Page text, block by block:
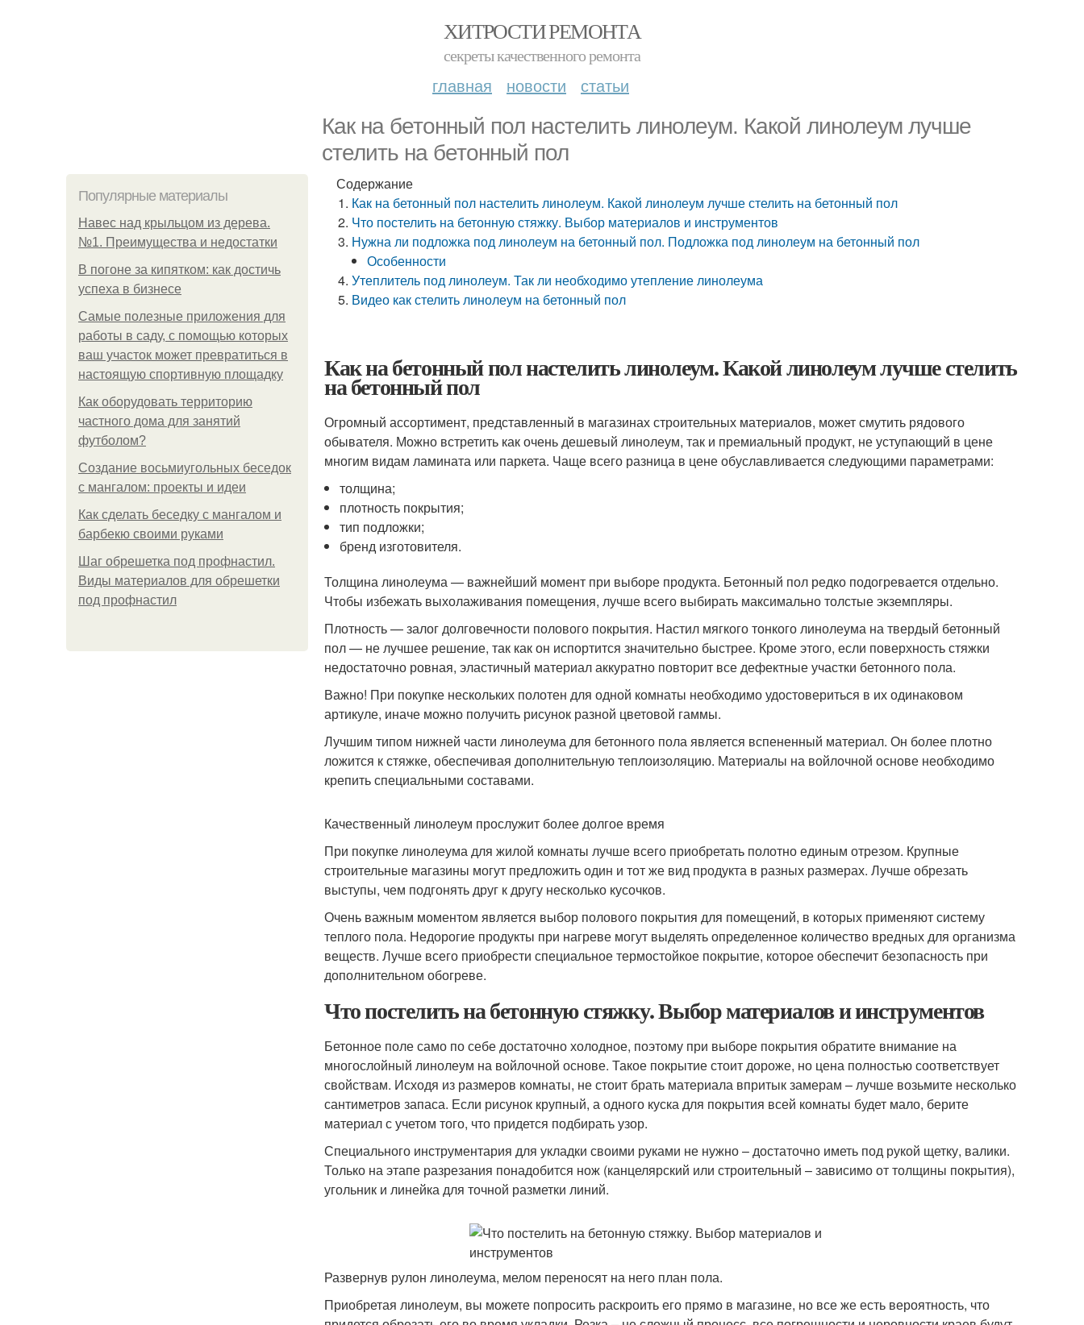
ХИТРОСТИ РЕМОНТА
секреты качественного ремонта
главная новости статьи
Как на бетонный пол настелить линолеум. Какой линолеум лучше
стелить на бетонный пол
Популярные материалы
Навес над крыльцом из дерева.
№1. Преимущества и недостатки
В погоне за кипятком: как достичь
успеха в бизнесе
Самые полезные приложения для
работы в саду, с помощью которых
ваш участок может превратиться в
настоящую спортивную площадку
Как оборудовать территорию
частного дома для занятий
футболом?
Создание восьмиугольных беседок
с мангалом: проекты и идеи
Как сделать беседку с мангалом и
барбекю своими руками
Шаг обрешетка под профнастил.
Виды материалов для обрешетки
под профнастил
Содержание
Как на бетонный пол настелить линолеум. Какой линолеум лучше стелить на бетонный пол
Что постелить на бетонную стяжку. Выбор материалов и инструментов
Нужна ли подложка под линолеум на бетонный пол. Подложка под линолеум на бетонный пол
Особенности
Утеплитель под линолеум. Так ли необходимо утепление линолеума
Видео как стелить линолеум на бетонный пол
Как на бетонный пол настелить линолеум. Какой линолеум лучше стелить
на бетонный пол
Огромный ассортимент, представленный в магазинах строительных материалов, может смутить рядового
обывателя. Можно встретить как очень дешевый линолеум, так и премиальный продукт, не уступающий в цене
многим видам ламината или паркета. Чаще всего разница в цене обуславливается следующими параметрами:
толщина;
плотность покрытия;
тип подложки;
бренд изготовителя.
Толщина линолеума — важнейший момент при выборе продукта. Бетонный пол редко подогревается отдельно.
Чтобы избежать выхолаживания помещения, лучше всего выбирать максимально толстые экземпляры.
Плотность — залог долговечности полового покрытия. Настил мягкого тонкого линолеума на твердый бетонный
пол — не лучшее решение, так как он испортится значительно быстрее. Кроме этого, если поверхность стяжки
недостаточно ровная, эластичный материал аккуратно повторит все дефектные участки бетонного пола.
Важно! При покупке нескольких полотен для одной комнаты необходимо удостовериться в их одинаковом
артикуле, иначе можно получить рисунок разной цветовой гаммы.
Лучшим типом нижней части линолеума для бетонного пола является вспененный материал. Он более плотно
ложится к стяжке, обеспечивая дополнительную теплоизоляцию. Материалы на войлочной основе необходимо
крепить специальными составами.
Качественный линолеум прослужит более долгое время
При покупке линолеума для жилой комнаты лучше всего приобретать полотно единым отрезом. Крупные
строительные магазины могут предложить один и тот же вид продукта в разных размерах. Лучше обрезать
выступы, чем подгонять друг к другу несколько кусочков.
Очень важным моментом является выбор полового покрытия для помещений, в которых применяют систему
теплого пола. Недорогие продукты при нагреве могут выделять определенное количество вредных для организма
веществ. Лучше всего приобрести специальное термостойкое покрытие, которое обеспечит безопасность при
дополнительном обогреве.
Что постелить на бетонную стяжку. Выбор материалов и инструментов
Бетонное поле само по себе достаточно холодное, поэтому при выборе покрытия обратите внимание на
многослойный линолеум на войлочной основе. Такое покрытие стоит дороже, но цена полностью соответствует
свойствам. Исходя из размеров комнаты, не стоит брать материала впритык замерам – лучше возьмите несколько
сантиметров запаса. Если рисунок крупный, а одного куска для покрытия всей комнаты будет мало, берите
материал с учетом того, что придется подбирать узор.
Специального инструментария для укладки своими руками не нужно – достаточно иметь под рукой щетку, валики.
Только на этапе разрезания понадобится нож (канцелярский или строительный – зависимо от толщины покрытия),
угольник и линейка для точной разметки линий.
Развернув рулон линолеума, мелом переносят на него план пола.
Приобретая линолеум, вы можете попросить раскроить его прямо в магазине, но все же есть вероятность, что